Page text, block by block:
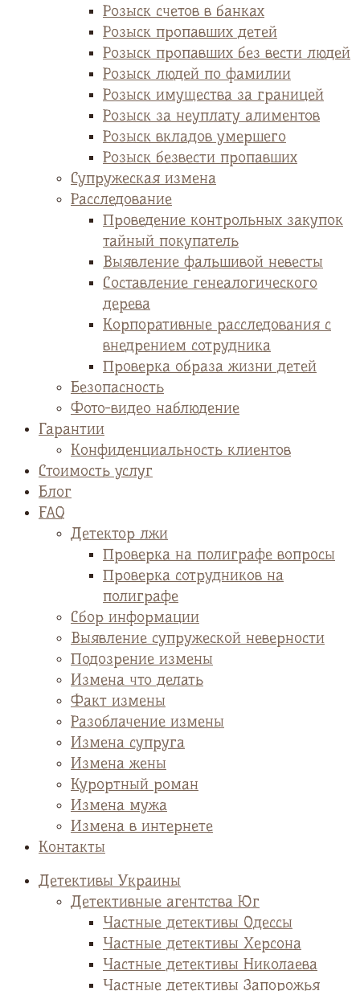
Розыск счетов в банках
Розыск пропавших детей
Розыск пропавших без вести людей
Розыск людей по фамилии
Розыск имущества за границей
Розыск за неуплату алиментов
Розыск вкладов умершего
Розыск безвести пропавших
Супружеская измена
Расследование
Проведение контрольных закупок
тайный покупатель
Выявление фальшивой невесты
Cоставление генеалогического
дерева
Корпоративные расследования с
внедрением сотрудника
Проверка образа жизни детей
Безопасность
Фото-видео наблюдение
Гарантии
Конфиденциальность клиентов
Стоимость услуг
Блог
FAQ
Детектор лжи
Проверка на полиграфе вопросы
Проверка сотрудников на
полиграфе
Сбор информации
Выявление супружеской неверности
Подозрение измены
Измена что делать
Факт измены
Разоблачение измены
Измена супруга
Измена жены
Курортный роман
Измена мужа
Измена в интернете
Контакты
Детективы Украины
Детективные агентства Юг
Частные детективы Одессы
Частные детективы Херсона
Частные детективы Николаева
Частные детективы Запорожья